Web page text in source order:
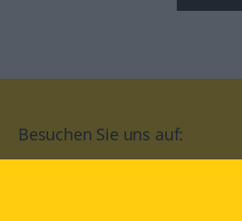
Besuchen Sie uns auf: